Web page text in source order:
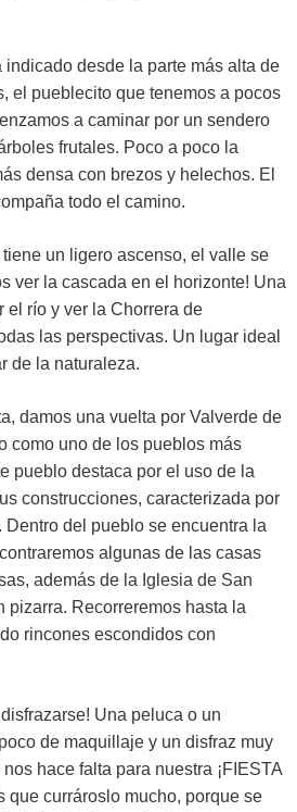
indicado desde la parte más alta de
el pueblecito que tenemos a pocos
a caminar por un sendero
frutales. Poco a poco la
densa con brezos y helechos. El
todo el camino.
un ligero ascenso, el valle se
ver la cascada en el horizonte! Una
el río y ver la Chorrera de
las perspectivas. Un lugar ideal
de la naturaleza.
damos una vuelta por Valverde de
como uno de los pueblos más
pueblo destaca por el uso de la
construcciones, caracterizada por
del pueblo se encuentra la
algunas de las casas
además de la Iglesia de San
pizarra. Recorreremos hasta la
rincones escondidos con
Una peluca o un
de maquillaje y un disfraz muy
hace falta para nuestra ¡FIESTA
que currároslo mucho, porque se